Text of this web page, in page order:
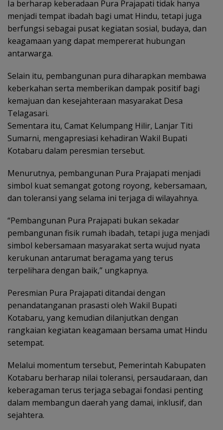
Ia berharap keberadaan Pura Prajapati tidak hanya
menjadi tempat ibadah bagi umat Hindu, tetapi juga
berfungsi sebagai pusat kegiatan sosial, budaya, dan
keagamaan yang dapat mempererat hubungan
antarwarga.
Selain itu, pembangunan pura diharapkan membawa
keberkahan serta memberikan dampak positif bagi
kemajuan dan kesejahteraan masyarakat Desa
Telagasari.
Sementara itu, Camat Kelumpang Hilir, Lanjar Titi
Sumarni, mengapresiasi kehadiran Wakil Bupati
Kotabaru dalam peresmian tersebut.
Menurutnya, pembangunan Pura Prajapati menjadi
simbol kuat semangat gotong royong, kebersamaan,
dan toleransi yang selama ini terjaga di wilayahnya.
“Pembangunan Pura Prajapati bukan sekadar
pembangunan fisik rumah ibadah, tetapi juga menjadi
simbol kebersamaan masyarakat serta wujud nyata
kerukunan antarumat beragama yang terus
terpelihara dengan baik,” ungkapnya.
Peresmian Pura Prajapati ditandai dengan
penandatanganan prasasti oleh Wakil Bupati
Kotabaru, yang kemudian dilanjutkan dengan
rangkaian kegiatan keagamaan bersama umat Hindu
setempat.
Melalui momentum tersebut, Pemerintah Kabupaten
Kotabaru berharap nilai toleransi, persaudaraan, dan
keberagaman terus terjaga sebagai fondasi penting
dalam membangun daerah yang damai, inklusif, dan
sejahtera.